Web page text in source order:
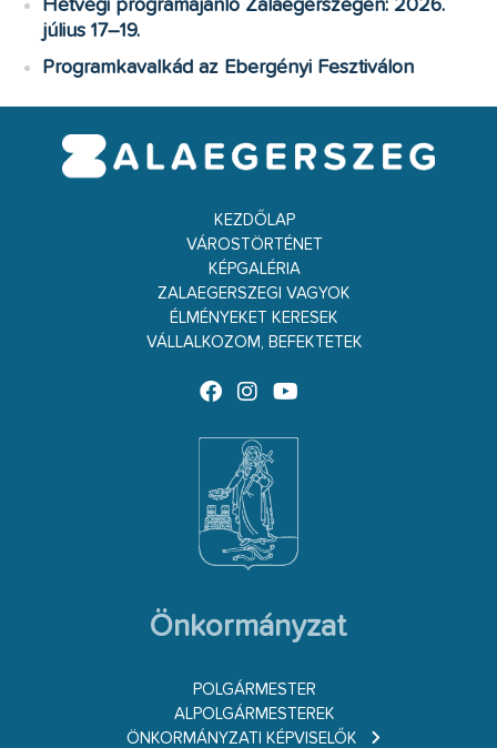
Hétvégi programajánló Zalaegerszegen: 2026.
július 17–19.
Programkavalkád az Ebergényi Fesztiválon
KEZDŐLAP
VÁROSTÖRTÉNET
KÉPGALÉRIA
ZALAEGERSZEGI VAGYOK
ÉLMÉNYEKET KERESEK
VÁLLALKOZOM, BEFEKTETEK
Önkormányzat
POLGÁRMESTER
ALPOLGÁRMESTEREK
ÖNKORMÁNYZATI KÉPVISELŐK